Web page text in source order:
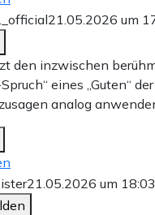
21.05.2026 um
den inzwischen
eines „Guten“
analog
21.05.2026 um